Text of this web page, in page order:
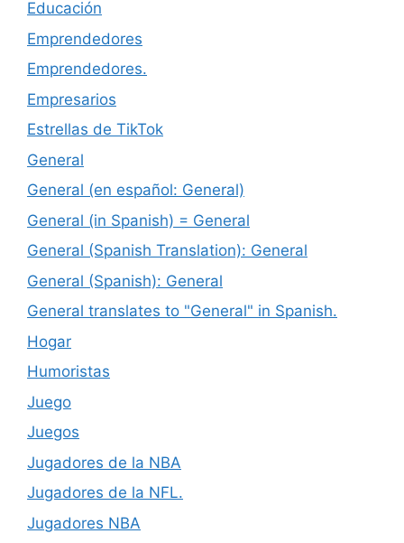
Educación
Emprendedores
Emprendedores.
Empresarios
Estrellas de TikTok
General
General (en español: General)
General (in Spanish) = General
General (Spanish Translation): General
General (Spanish): General
General translates to "General" in Spanish.
Hogar
Humoristas
Juego
Juegos
Jugadores de la NBA
Jugadores de la NFL.
Jugadores NBA